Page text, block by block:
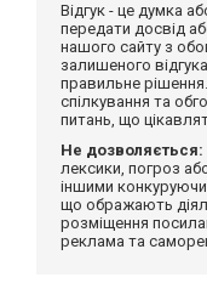
Відгук - це думка
передати досвід
нашого сайту з
залишеного
правильне
спілкування та
питань, що
Не дозволяється:
лексики, погроз
іншими
що ображають
розміщення
реклама та